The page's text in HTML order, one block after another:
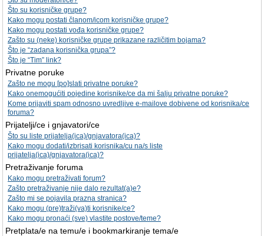
Što su korisničke grupe?
Kako mogu postati članom/icom korisničke grupe?
Kako mogu postati vođa korisničke grupe?
Zašto su (neke) korisničke grupe prikazane različitim bojama?
Što je “zadana korisnička grupa”?
Što je “Tim” link?
Privatne poruke
Zašto ne mogu [po]slati privatne poruke?
Kako onemogućiti pojedine korisnike/ce da mi šalju privatne poruke?
Kome prijaviti spam odnosno uvredljive e-mailove dobivene od korisnika/ce
foruma?
Prijatelji/ce i gnjavatori/ce
Što su liste prijatelja(ica)/gnjavatora(ica)?
Kako mogu dodati/izbrisati korisnika/cu na/s liste
prijatelja(ica)/gnjavatora(ica)?
Pretraživanje foruma
Kako mogu pretraživati forum?
Zašto pretraživanje nije dalo rezultat(a)e?
Zašto mi se pojavila prazna stranica?
Kako mogu (pre)traži(va)ti korisnike/ce?
Kako mogu pronaći (sve) vlastite postove/teme?
Pretplata/e na temu/e i bookmarkiranje tema/e